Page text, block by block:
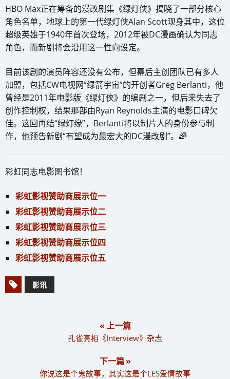
HBO Max正在筹备的漫改剧集《绿灯侠》揭晓了一部分核心
角色名单，地球上的第一代绿灯侠Alan Scott现身其中，这位
超级英雄于1940年首次登场，2012年被DC漫画确认为同志
角色，而新剧将会沿用这一性向设定。
目前该剧的演员阵容还没有公布，但幕后主创团队已有多人
加盟，包括CW电视网“绿箭宇宙”的开创者Greg Berlanti，他
曾经是2011年电影版《绿灯侠》的编剧之一，但后来失去了
创作控制权，结果那部由Ryan Reynolds主演的电影口碑欠
佳。这回再结“绿灯缘”，Berlanti将以制片人的身份参与制
作，他预告新剧“有望成为最宏大的DC漫改剧”。🌈
彩虹同志电影图书馆！
彩虹影视赞助商展示位一
彩虹影视赞助商展示位二
彩虹影视赞助商展示位三
彩虹影视赞助商展示位四
彩虹影视赞助商展示位五
影讯
« 上一篇
孔雀亮相《Interview》杂志
下一篇 »
你说这是个鬼故事，其实这是个LES爱情故事